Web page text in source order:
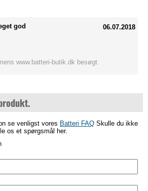
god 06.07.2018
www.batteri-butik.dk besøgt.
se venligst vores Batteri FAQ Skulle du ikke
os et spørgsmål her.